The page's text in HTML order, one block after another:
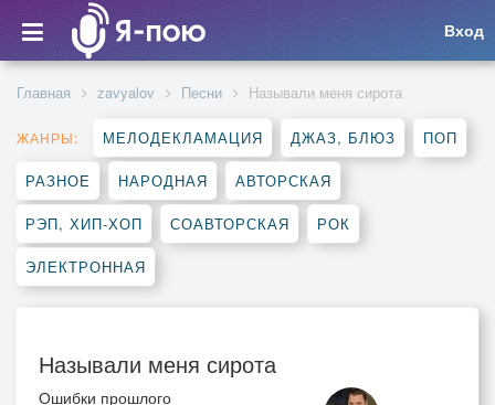
Вход
Главная zavyalov Песни Называли меня сирота
ЖАНРЫ: МЕЛОДЕКЛАМАЦИЯ ДЖАЗ, БЛЮЗ ПОП
РАЗНОЕ НАРОДНАЯ АВТОРСКАЯ
РЭП, ХИП-ХОП СОАВТОРСКАЯ РОК
ЭЛЕКТРОННАЯ
Называли меня сирота
Ошибки прошлого